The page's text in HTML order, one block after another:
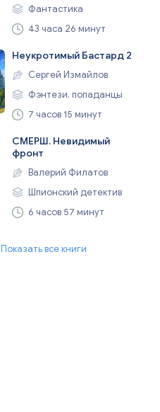
Фантастика
43 часа 26 минут
Неукротимый Бастард 2
Сергей Измайлов
Фэнтези, попаданцы
7 часов 15 минут
СМЕРШ. Невидимый
фронт
Валерий Филатов
Шпионский детектив
6 часов 57 минут
Показать все книги